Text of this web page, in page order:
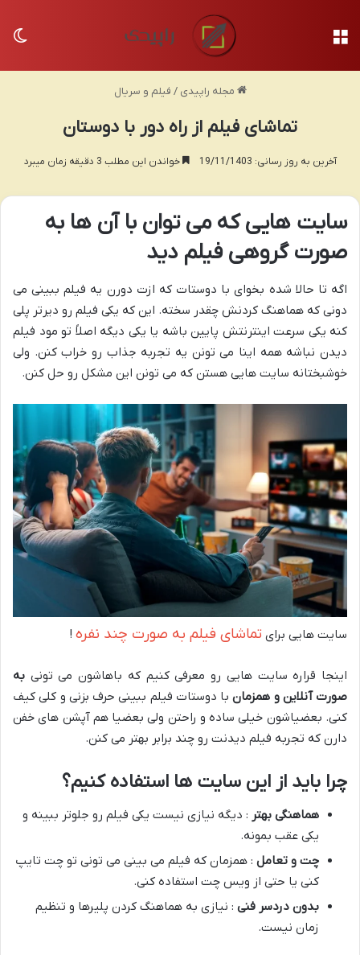
مجله راپیدی / فیلم و سریال
تماشای فیلم از راه دور با دوستان
آخرین به روز رسانی: 19/11/1403 خواندن این مطلب 3 دقیقه زمان میبرد
سایت هایی که می توان با آن ها به
صورت گروهی فیلم دید
اگه تا حالا شده بخوای با دوستات که ازت دورن یه فیلم ببینی می
دونی که هماهنگ کردنش چقدر سخته. این که یکی فیلم رو دیرتر پلی
کنه یکی سرعت اینترنتش پایین باشه یا یکی دیگه اصلاً تو مود فیلم
دیدن نباشه همه اینا می تونن یه تجربه جذاب رو خراب کنن. ولی
خوشبختانه سایت هایی هستن که می تونن این مشکل رو حل کنن.
سایت هایی برای تماشای فیلم به صورت چند نفره !
اینجا قراره سایت هایی رو معرفی کنیم که باهاشون می تونی به
صورت آنلاین و همزمانبا دوستات فیلم ببینی حرف بزنی و کلی کیف
کنی. بعضیاشون خیلی ساده و راحتن ولی بعضیا هم آپشن های خفن
دارن که تجربه فیلم دیدنت رو چند برابر بهتر می کنن.
چرا باید از این سایت ها استفاده کنیم؟
هماهنگی بهتر : دیگه نیازی نیست یکی فیلم رو جلوتر ببینه و
یکی عقب بمونه.
چت و تعامل : همزمان که فیلم می بینی می تونی تو چت تایپ
کنی یا حتی از ویس چت استفاده کنی.
بدون دردسر فنی : نیازی به هماهنگ کردن پلیرها و تنظیم
زمان نیست.